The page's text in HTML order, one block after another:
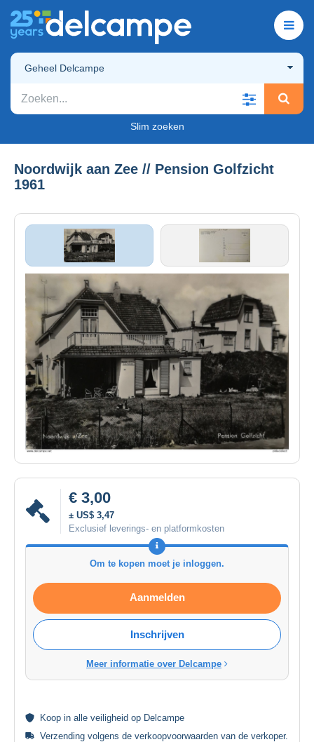
Geheel Delcampe
Slim zoeken
Noordwijk aan Zee // Pension Golfzicht
1961
€ 3,00
± US$ 3,47
Exclusief leverings- en platformkosten
Om te kopen moet je inloggen.
Aanmelden
Inschrijven
Meer informatie over Delcampe
Koop in alle veiligheid op Delcampe
Verzending volgens de verkoopvoorwaarden van de verkoper.